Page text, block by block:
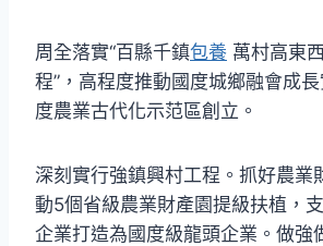
周全落實“百縣千鎮包養 萬村高東
程”，高程度推動國度城鄉融會成
度農業古代化示范區創立。
深刻實行強鎮興村工程。抓好農業
動5個省級農業財產園提級扶植，
企業打造為國度級龍頭企業。做強